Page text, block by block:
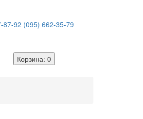
87-92 (095) 662-35-79
Корзина: 0